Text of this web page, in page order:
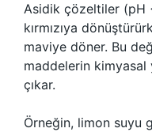
Asidik çözeltiler (pH
kırmızıya
maviye döner. Bu
maddelerin kimyasal
çıkar.
Örneğin, limon suyu